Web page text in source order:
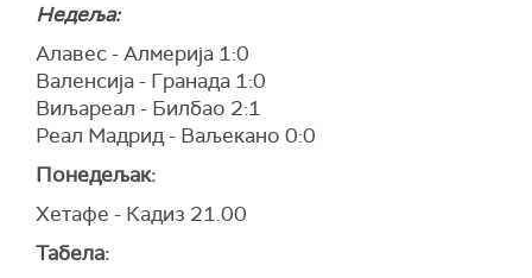
Недеља:
Алавес - Алмерија 1:0
Валенсија - Гранада 1:0
Виљареал - Билбао 2:1
Реал Мадрид - Ваљекано 0:0
Понедељак:
Хетафе - Кадиз 21.00
Табела: